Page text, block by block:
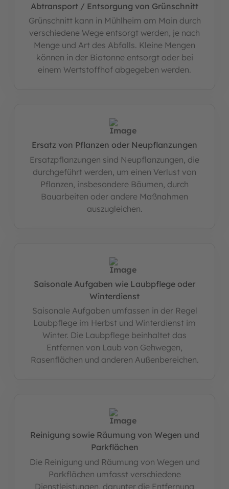
Abtransport / Entsorgung von Grünschnitt
Grünschnitt kann in Mühlheim am Main durch
verschiedene Wege entsorgt werden, je nach
Menge und Art des Abfalls. Kleine Mengen
können in der Biotonne entsorgt oder bei
einem Wertstoffhof abgegeben werden.
Ersatz von Pflanzen oder Neupflanzungen
Ersatzpflanzungen sind Neupflanzungen, die
durchgeführt werden, um einen Verlust von
Pflanzen, insbesondere Bäumen, durch
Bauarbeiten oder andere Maßnahmen
auszugleichen.
Saisonale Aufgaben wie Laubpflege oder
Winterdienst
Saisonale Aufgaben umfassen in der Regel
Laubpflege im Herbst und Winterdienst im
Winter. Die Laubpflege beinhaltet das
Entfernen von Laub von Gehwegen,
Rasenflächen und anderen Außenbereichen.
Reinigung sowie Räumung von Wegen und
Parkflächen
Die Reinigung und Räumung von Wegen und
Parkflächen umfasst verschiedene
Dienstleistungen, darunter die Entfernung